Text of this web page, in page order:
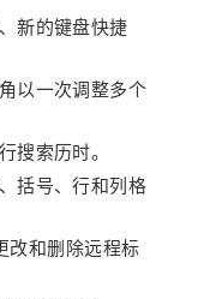
新的键盘快捷
以一次调整多个
搜索历时。
括号、行和列格
改和删除远程标